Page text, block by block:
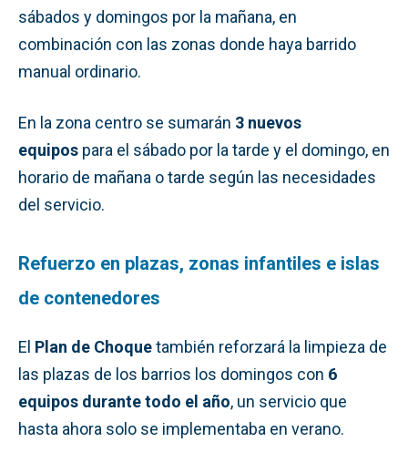
sábados y domingos por la mañana, en
combinación con las zonas donde haya barrido
manual ordinario.
En la zona centro se sumarán 3 nuevos
equipos para el sábado por la tarde y el domingo, en
horario de mañana o tarde según las necesidades
del servicio.
Refuerzo en plazas, zonas infantiles e islas
de contenedores
El Plan de Choquetambién reforzará la limpieza de
las plazas de los barrios los domingos con 6
equipos durante todo el año, un servicio que
hasta ahora solo se implementaba en verano.